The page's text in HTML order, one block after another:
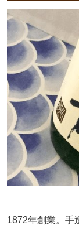
1872年創業。手